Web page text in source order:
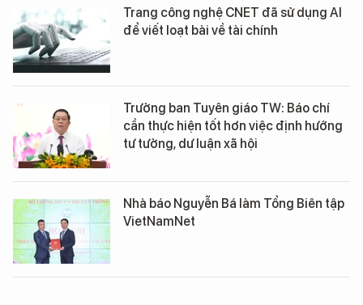
Trang công nghệ CNET đã sử dụng AI
để viết loạt bài về tài chính
Trưởng ban Tuyên giáo TW: Báo chí
cần thực hiện tốt hơn việc định hướng
tư tưởng, dư luận xã hội
Nhà báo Nguyễn Bá làm Tổng Biên tập
VietNamNet